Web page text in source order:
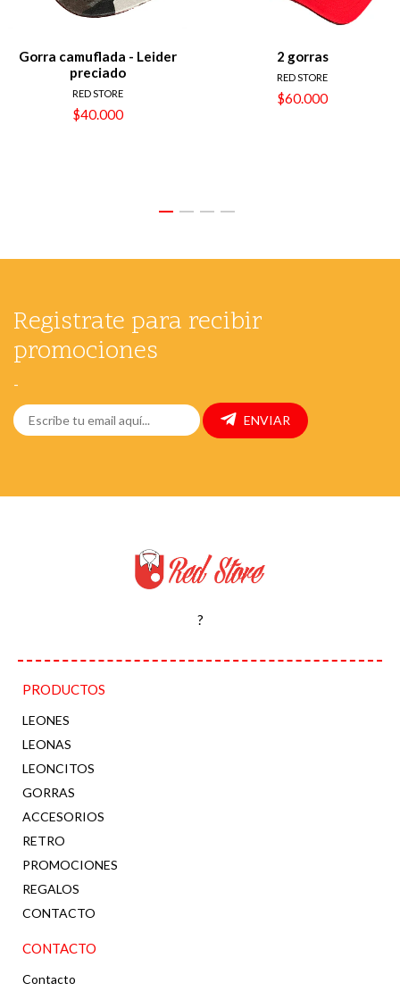
Gorra camuflada - Leider
preciado
RED STORE
$40.000
2 gorras
RED STORE
$60.000
Registrate para recibir
promociones
-
ENVIAR
?
PRODUCTOS
LEONES
LEONAS
LEONCITOS
GORRAS
ACCESORIOS
RETRO
PROMOCIONES
REGALOS
CONTACTO
CONTACTO
Contacto